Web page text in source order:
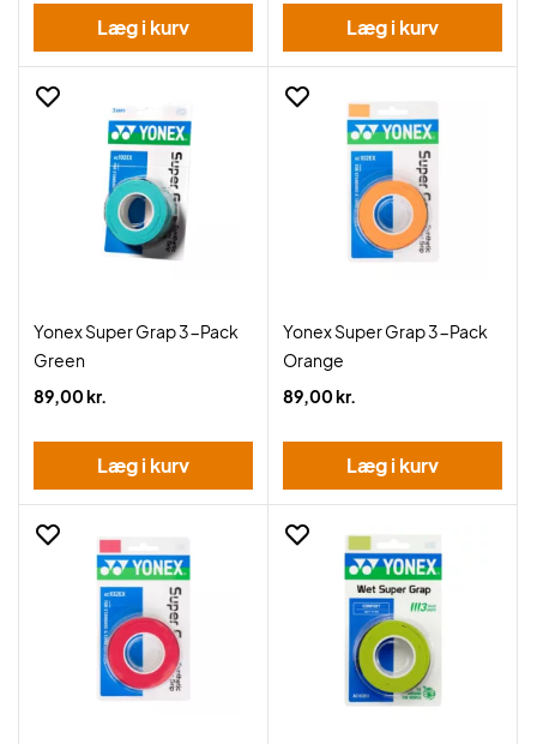
Læg i kurv Læg i kurv
Yonex Super Grap 3-Pack
Green
89,00 kr.
Læg i kurv
Yonex Super Grap 3-Pack
Orange
89,00 kr.
Læg i kurv